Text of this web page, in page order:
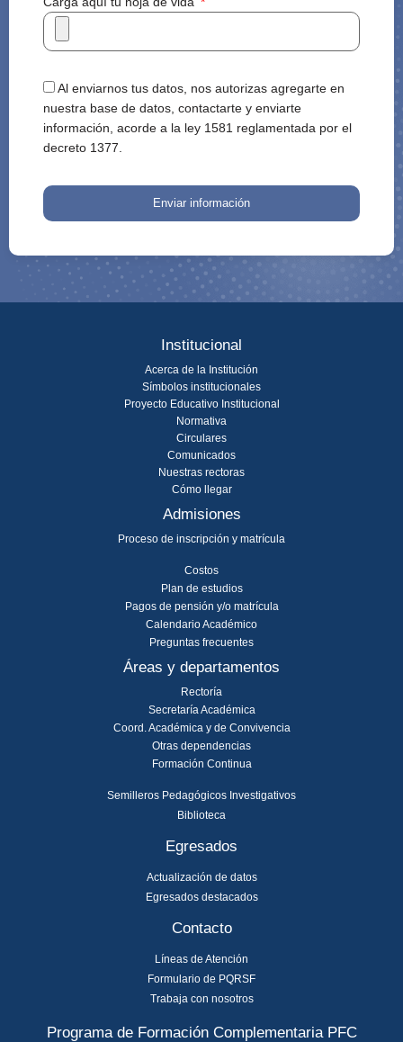
Al enviarnos tus datos, nos autorizas agregarte en
nuestra base de datos, contactarte y enviarte
información, acorde a la ley 1581 reglamentada por el
decreto 1377.
Enviar información
Institucional
Acerca de la Institución
Símbolos institucionales
Proyecto Educativo Institucional
Normativa
Circulares
Comunicados
Nuestras rectoras
Cómo llegar
Admisiones
Proceso de inscripción y matrícula
Costos
Plan de estudios
Pagos de pensión y/o matrícula
Calendario Académico
Preguntas frecuentes
Áreas y departamentos
Rectoría
Secretaría Académica
Coord. Académica y de Convivencia
Otras dependencias
Formación Continua
Semilleros Pedagógicos Investigativos
Biblioteca
Egresados
Actualización de datos
Egresados destacados
Contacto
Líneas de Atención
Formulario de PQRSF
Trabaja con nosotros
Programa de Formación Complementaria PFC